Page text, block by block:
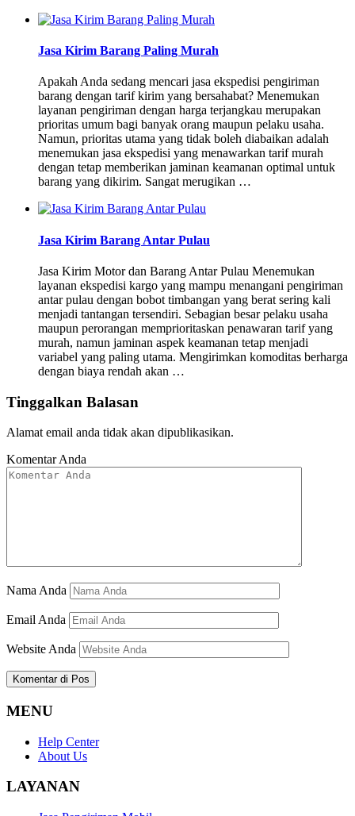
Jasa Kirim Barang Paling Murah
Apakah Anda sedang mencari jasa ekspedisi pengiriman
barang dengan tarif kirim yang bersahabat? Menemukan
layanan pengiriman dengan harga terjangkau merupakan
prioritas umum bagi banyak orang maupun pelaku usaha.
Namun, prioritas utama yang tidak boleh diabaikan adalah
menemukan jasa ekspedisi yang menawarkan tarif murah
dengan tetap memberikan jaminan keamanan optimal untuk
barang yang dikirim. Sangat merugikan …
Jasa Kirim Barang Antar Pulau
Jasa Kirim Motor dan Barang Antar Pulau Menemukan
layanan ekspedisi kargo yang mampu menangani pengiriman
antar pulau dengan bobot timbangan yang berat sering kali
menjadi tantangan tersendiri. Sebagian besar pelaku usaha
maupun perorangan memprioritaskan penawaran tarif yang
murah, namun jaminan aspek keamanan tetap menjadi
variabel yang paling utama. Mengirimkan komoditas berharga
dengan biaya rendah akan …
Tinggalkan Balasan
Alamat email anda tidak akan dipublikasikan.
Komentar Anda
Nama Anda
Email Anda
Website Anda
MENU
Help Center
About Us
LAYANAN